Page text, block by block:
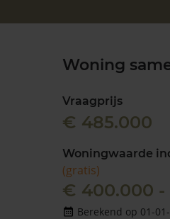
Woning
Vraagprijs
€ 485.000
Woningwaarde
(gratis)
€ 400.000
Berekend op 01-